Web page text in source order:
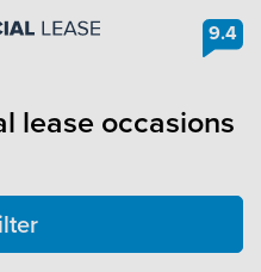
9.4
lease occasions